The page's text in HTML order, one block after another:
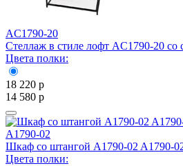
AС1790-20
Стеллаж в стиле лофт AС1790-20 со
Цвета полки:
18 220 р
14 580 р
A1790-02
Шкаф со штангой A1790-02 A1790-
Цвета полки: